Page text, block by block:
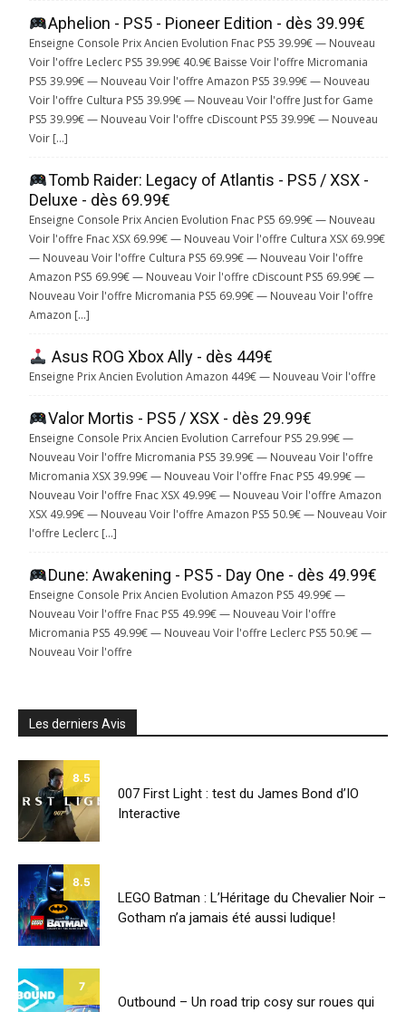
Aphelion - PS5 - Pioneer Edition - dès 39.99€
Enseigne Console Prix Ancien Evolution Fnac PS5 39.99€ — Nouveau
Voir l'offre Leclerc PS5 39.99€ 40.9€ Baisse Voir l'offre Micromania
PS5 39.99€ — Nouveau Voir l'offre Amazon PS5 39.99€ — Nouveau
Voir l'offre Cultura PS5 39.99€ — Nouveau Voir l'offre Just for Game
PS5 39.99€ — Nouveau Voir l'offre cDiscount PS5 39.99€ — Nouveau
Voir […]
Tomb Raider: Legacy of Atlantis - PS5 / XSX -
Deluxe - dès 69.99€
Enseigne Console Prix Ancien Evolution Fnac PS5 69.99€ — Nouveau
Voir l'offre Fnac XSX 69.99€ — Nouveau Voir l'offre Cultura XSX 69.99€
— Nouveau Voir l'offre Cultura PS5 69.99€ — Nouveau Voir l'offre
Amazon PS5 69.99€ — Nouveau Voir l'offre cDiscount PS5 69.99€ —
Nouveau Voir l'offre Micromania PS5 69.99€ — Nouveau Voir l'offre
Amazon […]
Asus ROG Xbox Ally - dès 449€
Enseigne Prix Ancien Evolution Amazon 449€ — Nouveau Voir l'offre
Valor Mortis - PS5 / XSX - dès 29.99€
Enseigne Console Prix Ancien Evolution Carrefour PS5 29.99€ —
Nouveau Voir l'offre Micromania PS5 39.99€ — Nouveau Voir l'offre
Micromania XSX 39.99€ — Nouveau Voir l'offre Fnac PS5 49.99€ —
Nouveau Voir l'offre Fnac XSX 49.99€ — Nouveau Voir l'offre Amazon
XSX 49.99€ — Nouveau Voir l'offre Amazon PS5 50.9€ — Nouveau Voir
l'offre Leclerc […]
Dune: Awakening - PS5 - Day One - dès 49.99€
Enseigne Console Prix Ancien Evolution Amazon PS5 49.99€ —
Nouveau Voir l'offre Fnac PS5 49.99€ — Nouveau Voir l'offre
Micromania PS5 49.99€ — Nouveau Voir l'offre Leclerc PS5 50.9€ —
Nouveau Voir l'offre
Les derniers Avis
8.5
007 First Light : test du James Bond d’IO
Interactive
8.5
LEGO Batman : L’Héritage du Chevalier Noir –
Gotham n’a jamais été aussi ludique!
7
Outbound – Un road trip cosy sur roues qui